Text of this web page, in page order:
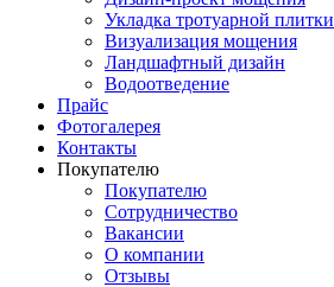
Укладка тротуарной плитки
Визуализация мощения
Ландшафтный дизайн
Водоотведение
Прайс
Фотогалерея
Контакты
Покупателю
Покупателю
Сотрудничество
Вакансии
О компании
Отзывы